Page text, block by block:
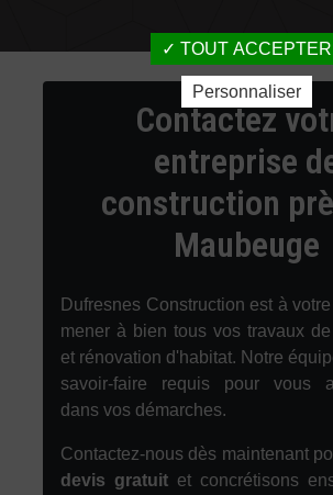
Contactez
entreprise
construction
Maubeuge
Dufresnes Construction est à
mener à bien tous vos travaux
et rénovation d'habitat. Notre
savoir-faire requis pour vous
dans vos démarches.
Contactez-nous dès maintenant
devis gratuit et concrétisons
TOUT ACCEPTER
Personnaliser